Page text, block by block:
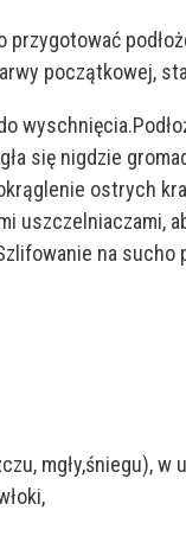
początkowej,
się nigdzie
ostrych
na
mgły,śniegu), w